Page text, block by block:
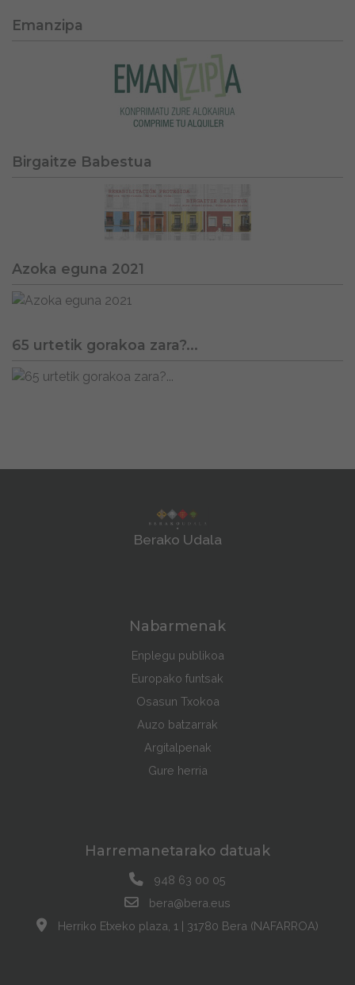
Emanzipa
Birgaitze Babestua
Azoka eguna 2021
65 urtetik gorakoa zara?...
Berako Udala
Nabarmenak
Enplegu publikoa
Europako funtsak
Osasun Txokoa
Auzo batzarrak
Argitalpenak
Gure herria
Harremanetarako datuak
948 63 00 05
bera@bera.eus
Herriko Etxeko plaza, 1 | 31780 Bera (NAFARROA)